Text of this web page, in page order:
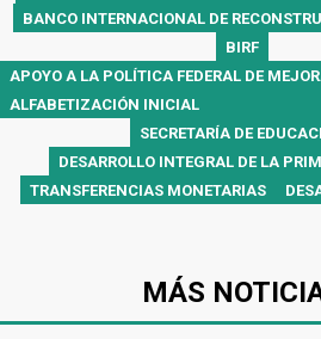
BANCO INTERNACIONAL DE
BIRF
APOYO A LA POLÍTICA FEDERAL DE
ALFABETIZACIÓN INICIAL
SECRETARÍA DE
DESARROLLO INTEGRAL DE LA
TRANSFERENCIAS MONETARIAS
MÁS